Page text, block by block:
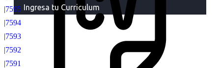
Ingresa tu Curriculum
|7595
|7594
|7593
|7592
|7591